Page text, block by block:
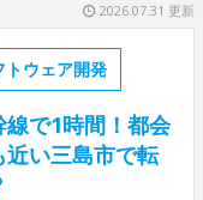
2026.07.31 更新
トウェア開発
で1時間！都会
い三島市で転